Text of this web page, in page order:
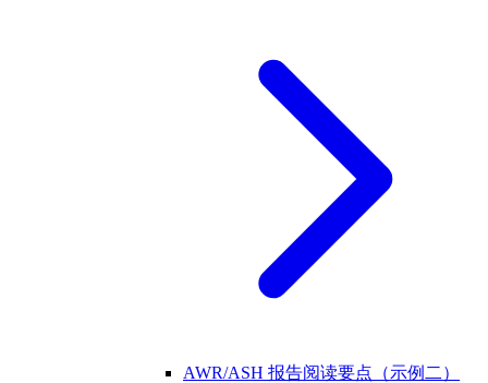
AWR/ASH 报告阅读要点（示例二）